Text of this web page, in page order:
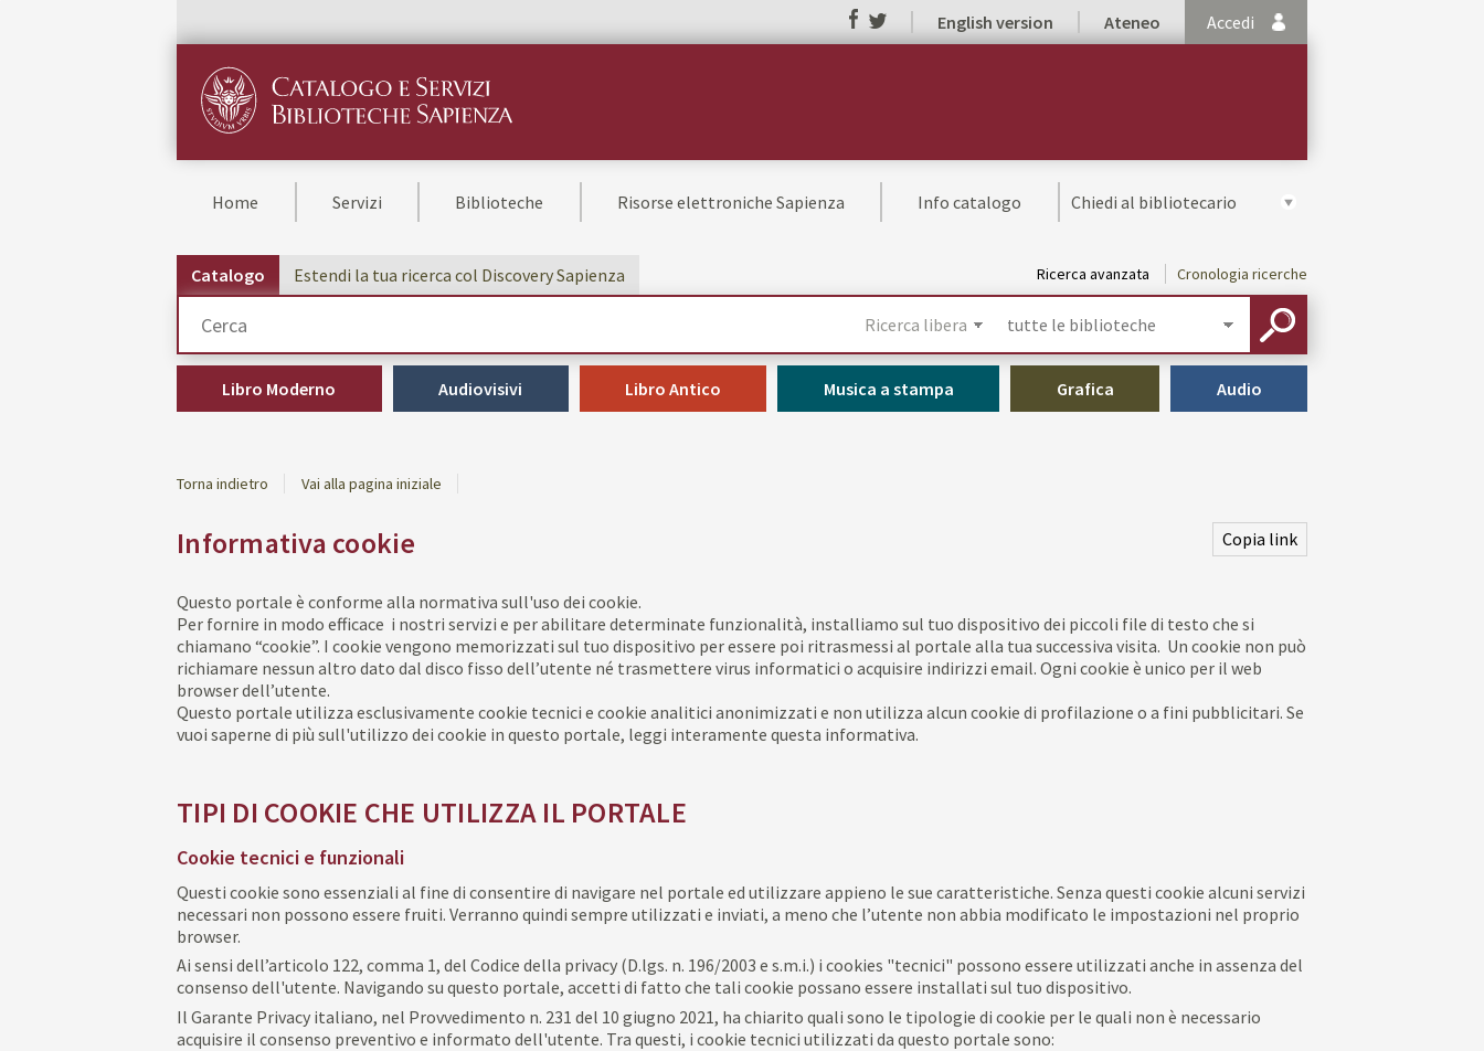
English version Ateneo Accedi
Home Servizi Biblioteche Risorse elettroniche Sapienza Info catalogo Chiedi al bibliotecario
Catalogo Estendi la tua ricerca col Discovery Sapienza
Libro Moderno Audiovisivi Libro Antico Musica a stampa Grafica Audio
Ricerca avanzata Cronologia ricerche
la
tua
CERCA
Torna indietro Vai alla pagina iniziale
Informativa cookie Copia link
Questo portale è conforme alla normativa sull'uso dei cookie.
Per fornire in modo efficace i nostri servizi e per abilitare determinate funzionalità, installiamo sul tuo dispositivo dei piccoli file di testo che si
chiamano “cookie”. I cookie vengono memorizzati sul tuo dispositivo per essere poi ritrasmessi al portale alla tua successiva visita. Un cookie non può
richiamare nessun altro dato dal disco fisso dell’utente né trasmettere virus informatici o acquisire indirizzi email. Ogni cookie è unico per il web
browser dell’utente.
Questo portale utilizza esclusivamente cookie tecnici e cookie analitici anonimizzati e non utilizza alcun cookie di profilazione o a fini pubblicitari. Se
vuoi saperne di più sull'utilizzo dei cookie in questo portale, leggi interamente questa informativa.
TIPI DI COOKIE CHE UTILIZZA IL PORTALE
Cookie tecnici e funzionali
Questi cookie sono essenziali al fine di consentire di navigare nel portale ed utilizzare appieno le sue caratteristiche. Senza questi cookie alcuni servizi
necessari non possono essere fruiti. Verranno quindi sempre utilizzati e inviati, a meno che l’utente non abbia modificato le impostazioni nel proprio
browser.
Ai sensi dell’articolo 122, comma 1, del Codice della privacy (D.lgs. n. 196/2003 e s.m.i.) i cookies "tecnici" possono essere utilizzati anche in assenza del
consenso dell'utente. Navigando su questo portale, accetti di fatto che tali cookie possano essere installati sul tuo dispositivo.
Il Garante Privacy italiano, nel Provvedimento n. 231 del 10 giugno 2021, ha chiarito quali sono le tipologie di cookie per le quali non è necessario
acquisire il consenso preventivo e informato dell'utente. Tra questi, i cookie tecnici utilizzati da questo portale sono: